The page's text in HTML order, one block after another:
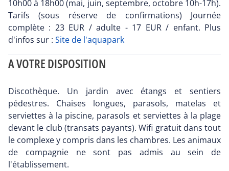
10h00 à 18h00 (mai, juin, septembre, octobre 10h-17h).
Tarifs (sous réserve de confirmations) Journée
complète : 23 EUR / adulte - 17 EUR / enfant. Plus
d'infos sur : Site de l'aquapark
A VOTRE DISPOSITION
Discothèque. Un jardin avec étangs et sentiers
pédestres. Chaises longues, parasols, matelas et
serviettes à la piscine, parasols et serviettes à la plage
devant le club (transats payants). Wifi gratuit dans tout
le complexe y compris dans les chambres. Les animaux
de compagnie ne sont pas admis au sein de
l'établissement.